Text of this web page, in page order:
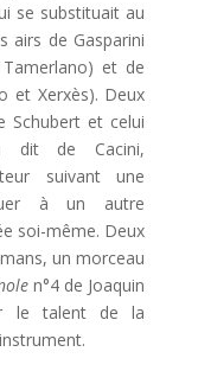
se substituait au
airs de Gasparini
et de
et Xerxès). Deux
Schubert et celui
dit de Cacini,
suivant une
à un autre
soi-même. Deux
un morceau
n°4 de Joaquin
le talent de la